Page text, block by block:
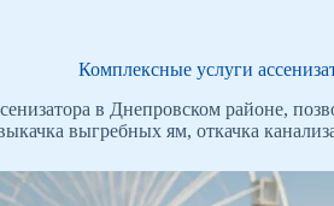
Комплексные услуги
в Днепровском районе,
выгребных ям, откачка